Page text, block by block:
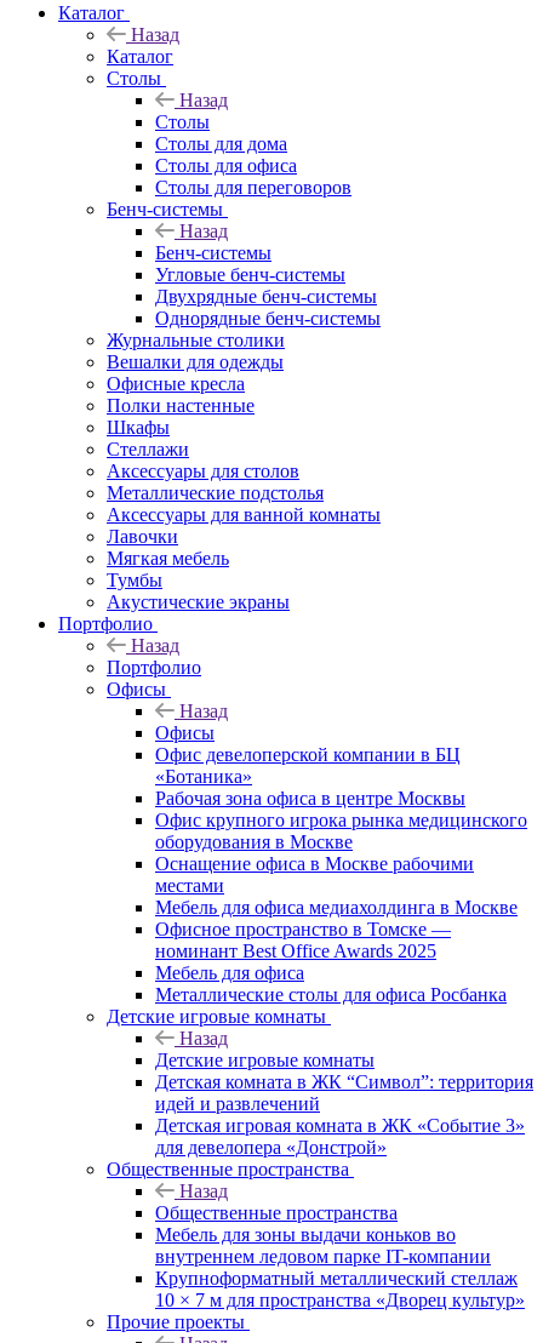
Каталог
Назад
Каталог
Столы
Назад
Столы
Столы для дома
Столы для офиса
Столы для переговоров
Бенч-системы
Назад
Бенч-системы
Угловые бенч-системы
Двухрядные бенч-системы
Однорядные бенч-системы
Журнальные столики
Вешалки для одежды
Офисные кресла
Полки настенные
Шкафы
Стеллажи
Аксессуары для столов
Металлические подстолья
Аксессуары для ванной комнаты
Лавочки
Мягкая мебель
Тумбы
Акустические экраны
Портфолио
Назад
Портфолио
Офисы
Назад
Офисы
Офис девелоперской компании в БЦ
«Ботаника»
Рабочая зона офиса в центре Москвы
Офис крупного игрока рынка медицинского
оборудования в Москве
Оснащение офиса в Москве рабочими
местами
Мебель для офиса медиахолдинга в Москве
Офисное пространство в Томске —
номинант Best Office Awards 2025
Мебель для офиса
Металлические столы для офиса Росбанка
Детские игровые комнаты
Назад
Детские игровые комнаты
Детская комната в ЖК “Символ”: территория
идей и развлечений
Детская игровая комната в ЖК «Событие 3»
для девелопера «Донстрой»
Общественные пространства
Назад
Общественные пространства
Мебель для зоны выдачи коньков во
внутреннем ледовом парке IT-компании
Крупноформатный металлический стеллаж
10 × 7 м для пространства «Дворец культур»
Прочие проекты